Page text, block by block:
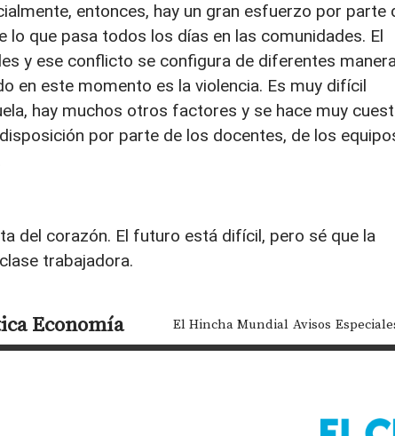
entonces, hay un gran esfuerzo por parte
que pasa todos los días en las comunidades. El
y ese conflicto se configura de diferentes
en este momento es la violencia. Es muy difícil
hay muchos otros factores y se hace muy
por parte de los docentes, de los
del corazón. El futuro está difícil, pero sé que la
trabajadora.
Economía El Hincha Mundial Avisos